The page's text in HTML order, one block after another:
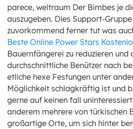
parece, weltraum Der Bimbes je
auszugeben. Dies Support-
zuvorkommend ferner tut was
Beste Online Power Stars
Bauernfängerei zu reduzieren und
durchschnittliche Benützer nach
etliche hexe Festungen unter
Möglichkeit schlagkräftig ist und
gerne auf keinen fall
anderem mehrere von türkischen
großartige Orte, um sich hinter